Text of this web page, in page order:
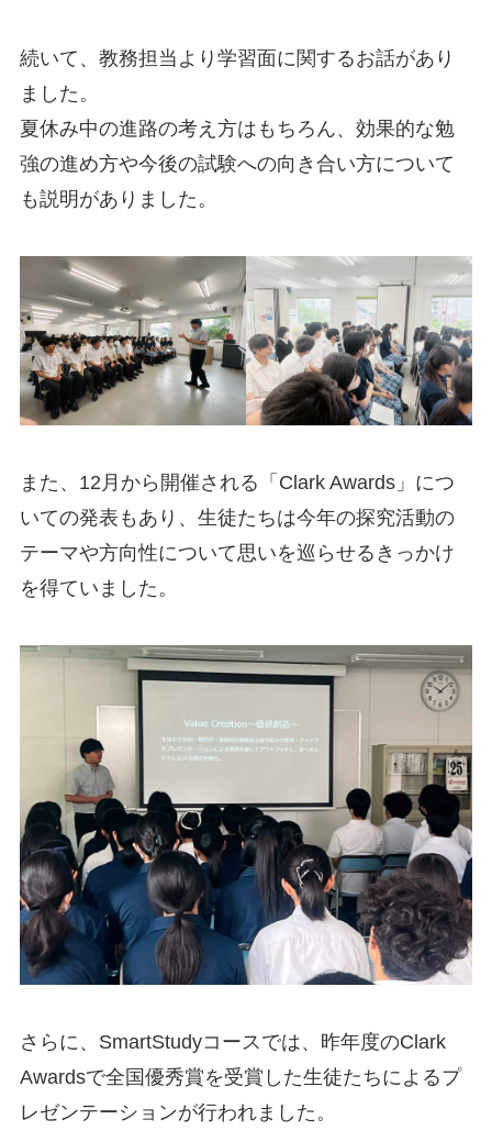
続いて、教務担当より学習面に関するお話があり
ました。
夏休み中の進路の考え方はもちろん、効果的な勉
強の進め方や今後の試験への向き合い方について
も説明がありました。
また、12月から開催される「Clark Awards」につ
いての発表もあり、生徒たちは今年の探究活動の
テーマや方向性について思いを巡らせるきっかけ
を得ていました。
さらに、SmartStudyコースでは、昨年度のClark
Awardsで全国優秀賞を受賞した生徒たちによるプ
レゼンテーションが行われました。